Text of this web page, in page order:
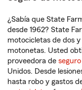
¿Sabía que State
desde 1962? State
motocicletas de dos
motonetas. Usted
proveedora de
Unidos. Desde
hasta robo y gastos